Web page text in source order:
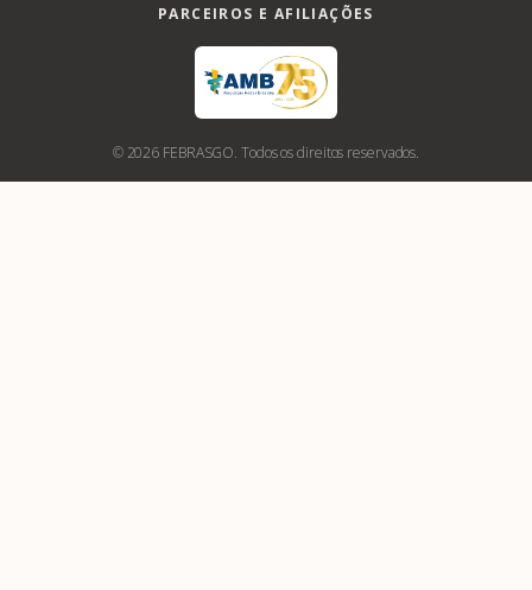
PARCEIROS E AFILIAÇÕES
© 2026 FEBRASGO. Todos os direitos reservados.